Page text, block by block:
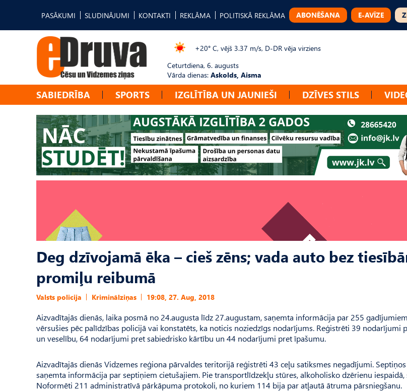
PASĀKUMI SLUDINĀJUMI KONTAKTI REKLĀMA POLITISKĀ REKLĀMA ABONĒŠANA E-AVĪZE
+20° C, vējš 3.37 m/s, D-DR vēja virziens
Ceturtdiena, 6. augusts
Vārda dienas: Askolds, Aisma
SABIEDRĪBA SPORTS IZGLĪTĪBA UN JAUNIEŠI DZĪVES STILS
Deg dzīvojamā ēka – cieš zēns; vada auto bez
promiļu reibumā
Valsts policija Kriminālziņas 19:08, 27. Aug, 2018
Aizvadītajās dienās, laika posmā no 24.augusta līdz 27.augustam, saņemta informācija par 255
vērsušies pēc palīdzības policijā vai konstatēts, ka noticis noziedzīgs nodarījums. Reģistrēti 39 nodarījumi
un veselību, 64 nodarījumi pret sabiedrisko kārtību un 44 nodarījumi pret īpašumu.
Aizvadītajās dienās Vidzemes reģiona pārvaldes teritorijā reģistrēti 43 ceļu satiksmes negadījumi.
saņemta informācija par septiņiem cietušajiem. Pie transportlīdzekļu stūres, alkoholisko dzērienu iespaidā,
Noformēti 211 administratīvā pārkāpuma protokoli, no kuriem 114 bija par atļautā ātruma pārsniegšanu.